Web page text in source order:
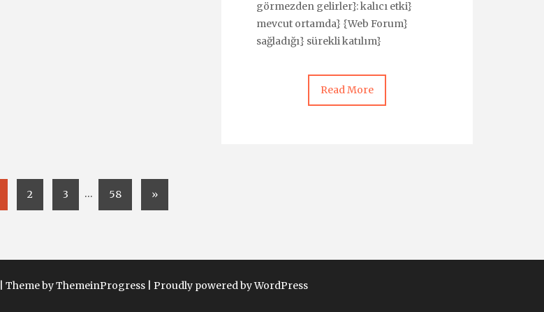
görmezden gelirler}: kalıcı etki}
mevcut ortamda} {Web Forum}
sağladığı} sürekli katılım}
Read More
2 3 … 58 »
Theme by ThemeinProgress Proudly powered by WordPress